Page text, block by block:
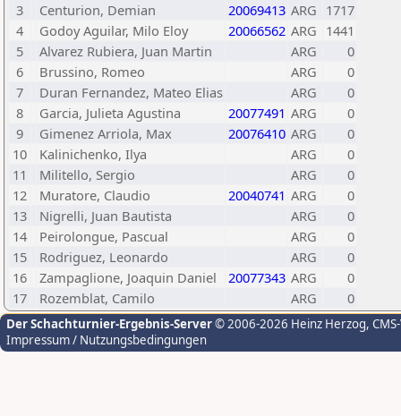
3
Centurion, Demian 20069413 ARG 1717
4
Godoy Aguilar, Milo Eloy 20066562 ARG 1441
5
Alvarez Rubiera, Juan Martin ARG
0
6
Brussino, Romeo ARG
0
7
Duran Fernandez, Mateo Elias ARG
0
8
Garcia, Julieta Agustina 20077491 ARG
0
9
Gimenez Arriola, Max 20076410 ARG
0
10
Kalinichenko, Ilya ARG
0
11
Militello, Sergio ARG
0
12
Muratore, Claudio 20040741 ARG
0
13
Nigrelli, Juan Bautista ARG
0
14
Peirolongue, Pascual ARG
0
15
Rodriguez, Leonardo ARG
0
16
Zampaglione, Joaquin Daniel 20077343 ARG
0
17
Rozemblat, Camilo ARG 0
Der Schachturnier-Ergebnis-Server© 2006-2026 Heinz Herzog,
Impressum / Nutzungsbedingungen